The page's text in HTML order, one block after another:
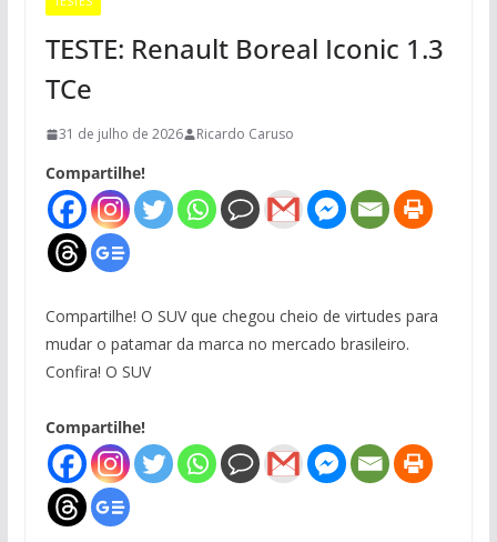
TESTE: Renault Boreal Iconic 1.3
TCe
31 de julho de 2026 Ricardo Caruso
Compartilhe!
Compartilhe! O SUV que chegou cheio de virtudes para
mudar o patamar da marca no mercado brasileiro.
Confira! O SUV
Compartilhe!